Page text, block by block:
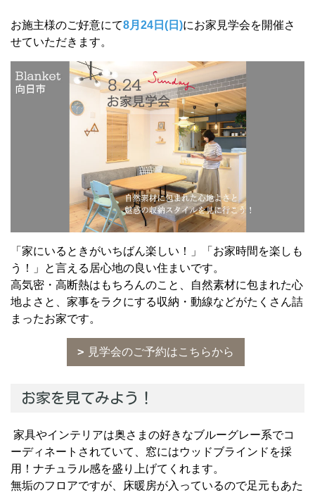
お施主様のご好意にて8月24日(日)にお家見学会を開催さ
せていただきます。
「家にいるときがいちばん楽しい！」「お家時間を楽しも
う！」と言える居心地の良い住まいです。
高気密・高断熱はもちろんのこと、自然素材に包まれた心
地よさと、家事をラクにする収納・動線などがたくさん詰
まったお家です。
見学会のご予約はこちらから
お家を見てみよう！
家具やインテリアは奥さまの好きなブルーグレー系でコ
ーディネートされていて、窓にはウッドブラインドを採
用！ナチュラル感を盛り上げてくれます。
無垢のフロアですが、床暖房が入っているので足元もあた